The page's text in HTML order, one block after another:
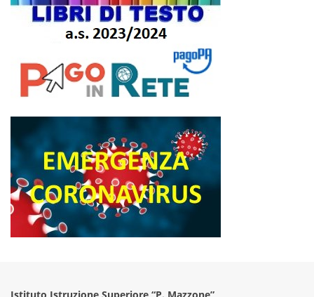
Istituto Istruzione Superiore “P. Mazzone”